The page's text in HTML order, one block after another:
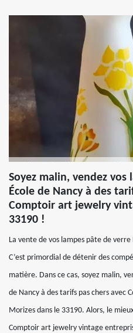
Soyez malin, vendez vos
École de Nancy à des
Comptoir art jewelry
33190 !
La vente de vos lampes pâte de
C’est primordial de détenir des
matière. Dans ce cas, soyez malin,
de Nancy à des tarifs pas chers avec
Morizes dans le 33190. Alors, le
Comptoir art jewelry vintage